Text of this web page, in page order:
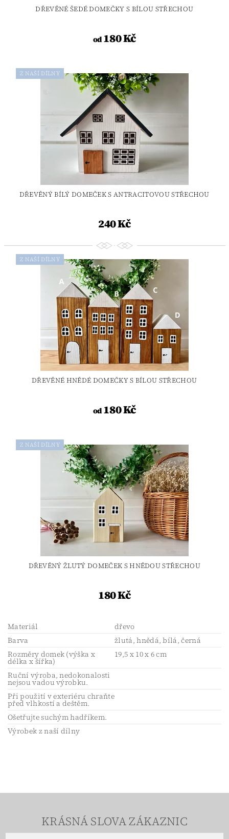
DŘEVĚNÉ ŠEDÉ DOMEČKY S BÍLOU STŘECHOU
od180 Kč
Z NAŠÍ DÍLNY
DŘEVĚNÝ BÍLÝ DOMEČEK S ANTRACITOVOU STŘECHOU
240 Kč
Z NAŠÍ DÍLNY
DŘEVĚNÉ HNĚDÉ DOMEČKY S BÍLOU STŘECHOU
od180 Kč
Z NAŠÍ DÍLNY
DŘEVĚNÝ ŽLUTÝ DOMEČEK S HNĚDOU STŘECHOU
180 Kč
Materiál
dřevo
Barva
žlutá, hnědá, bílá, černá
Rozměry domek (výška x
délka x šířka)
19,5 x 10 x 6 cm
Ruční výroba, nedokonalosti
nejsou vadou výrobku.
Při použití v exteriéru chraňte
před vlhkostí a deštěm.
Ošetřujte suchým hadříkem.
Výrobek z naší dílny
KRÁSNÁ SLOVA ZÁKAZNIC